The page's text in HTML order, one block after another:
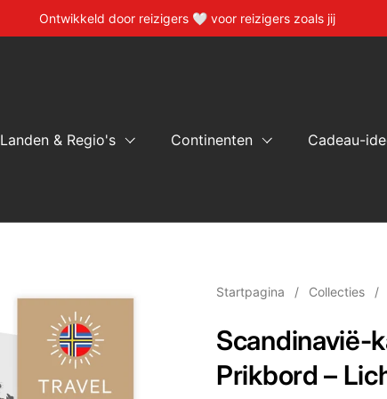
Ontwikkeld door reizigers 🤍 voor reizigers zoals jij
Landen & Regio's Continenten Cadeau-
Startpagina / Collecties /
Scandinavië-
Prikbord –